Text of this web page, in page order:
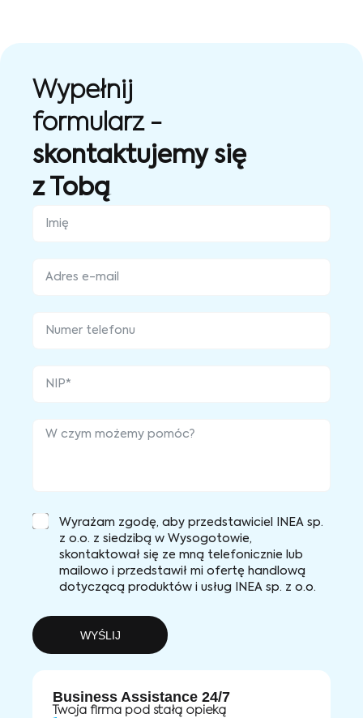
Wypełnij
formularz -
skontaktujemy się
z Tobą
Wyrażam zgodę, aby przedstawiciel INEA sp.
z o.o. z siedzibą w Wysogotowie,
skontaktował się ze mną telefonicznie lub
mailowo i przedstawił mi ofertę handlową
dotyczącą produktów i usług INEA sp. z o.o.
WYŚLIJ
Business Assistance 24/7
Twoja firma pod stałą opieką